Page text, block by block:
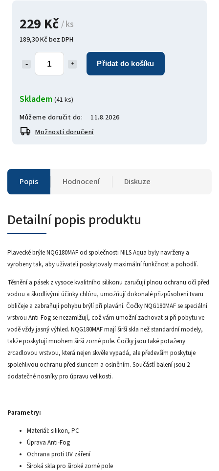
229 Kč / ks
189,30 Kč bez DPH
Přidat do košíku
Skladem (41 ks)
Můžeme doručit do:
11.8.2026
Možnosti doručení
Popis Hodnocení Diskuze
Detailní popis produktu
Plavecké brýle NQG180MAF od společnosti NILS Aqua byly navrženy a
vyrobeny tak, aby uživateli poskytovaly maximální funkčnost a pohodlí.
Těsnění a pásek z vysoce kvalitního silikonu zaručují plnou ochranu očí před
vodou a škodlivými účinky chlóru, umožňují dokonalé přizpůsobení tvaru
obličeje a zabraňují pohybu brýlí při plavání. Čočky NQG180MAF se speciální
vrstvou Anti-Fog se nezamlžují, což vám umožní zachovat si při pobytu ve
vodě vždy jasný výhled. NQG180MAF mají širší skla než standardní modely,
takže poskytují mnohem širší zorné pole. Čočky jsou také potaženy
zrcadlovou vrstvou, která nejen skvěle vypadá, ale především poskytuje
spolehlivou ochranu před sluncem a oslněním. Součástí balení jsou 2
dodatečné nosníky pro úpravu velikosti.
Parametry:
Materiál: silikon, PC
Úprava Anti-Fog
Ochrana proti UV záření
Široká skla pro široké zorné pole